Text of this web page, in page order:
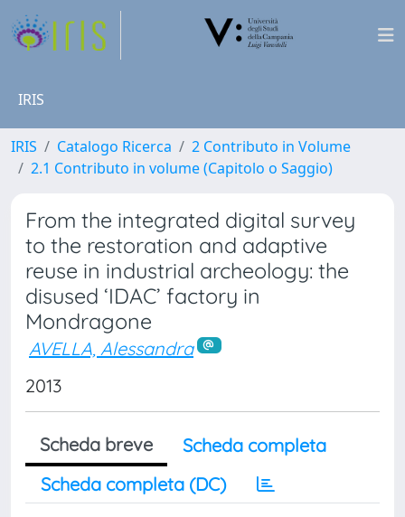
IRIS
IRIS Catalogo Ricerca
2 Contributo in Volume
2.1 Contributo in volume (Capitolo o Saggio)
From the integrated digital survey
to the restoration and adaptive
reuse in industrial archeology: the
disused ‘IDAC’ factory in
Mondragone
AVELLA, Alessandra
2013
Scheda breve
Scheda completa
Scheda completa (DC)